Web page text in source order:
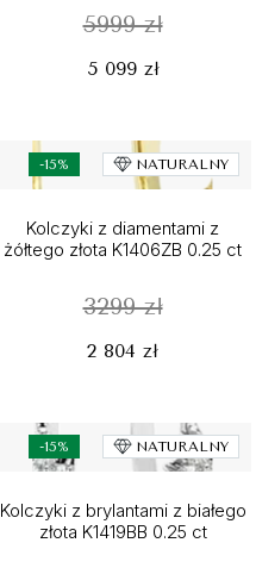
5999 zł
5 099 zł
-15% NATURALNY
Kolczyki z diamentami z
żółtego złota K1406ZB 0.25 ct
3299 zł
2 804 zł
-15% NATURALNY
Kolczyki z brylantami z białego
złota K1419BB 0.25 ct